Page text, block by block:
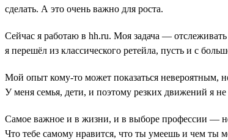
сделать. А это очень важно для роста.
Сейчас я работаю в hh.ru. Моя задача —
я перешёл из классического ретейла, пусть и с
Мой опыт кому-то может показаться невероятным,
У меня семья, дети, и поэтому резких движений я не
Самое важное и в жизни, и в выборе профессии — не
Что тебе самому нравится, что ты умеешь и чем ты